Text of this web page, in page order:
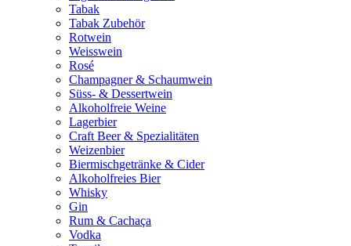
Tabak
Tabak Zubehör
Rotwein
Weisswein
Rosé
Champagner & Schaumwein
Süss- & Dessertwein
Alkoholfreie Weine
Lagerbier
Craft Beer & Spezialitäten
Weizenbier
Biermischgetränke & Cider
Alkoholfreies Bier
Whisky
Gin
Rum & Cachaça
Vodka